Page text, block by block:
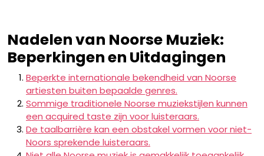
Nadelen van Noorse Muziek:
Beperkingen en Uitdagingen
Beperkte internationale bekendheid van Noorse
artiesten buiten bepaalde genres.
Sommige traditionele Noorse muziekstijlen kunnen
een acquired taste zijn voor luisteraars.
De taalbarrière kan een obstakel vormen voor niet-
Noors sprekende luisteraars.